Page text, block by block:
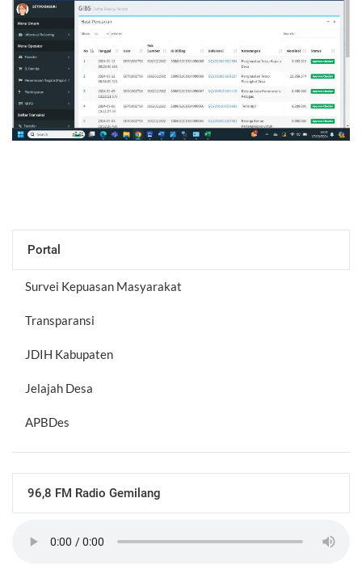
Portal
Survei Kepuasan Masyarakat
Transparansi
JDIH Kabupaten
Jelajah Desa
APBDes
96,8 FM Radio Gemilang